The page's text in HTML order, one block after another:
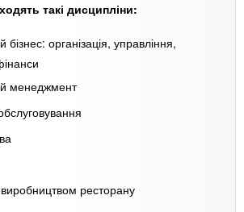
такі дисципліни:
бізнес: організація, управління,
менеджмент
ресторану